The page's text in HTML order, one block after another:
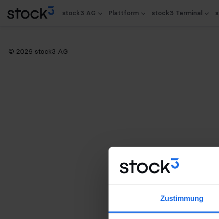
Zustimmung
stock3 AG Plattform stock3 Terminal
© 2026 stock3 AG